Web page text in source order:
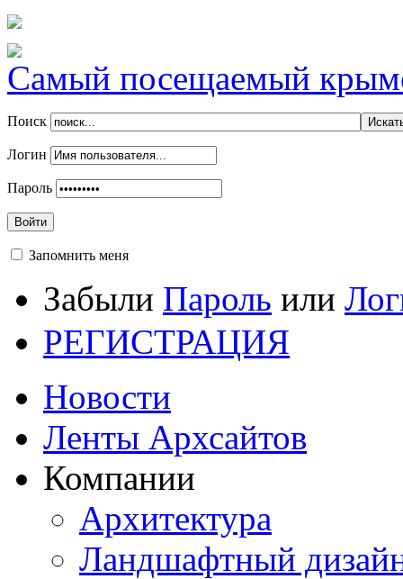
Самый посещаемый
Поиск
Логин
Пароль
Войти
Запомнить меня
Забыли Пароль или
РЕГИСТРАЦИЯ
Новости
Ленты Архсайтов
Компании
Архитектура
Ландшафтный